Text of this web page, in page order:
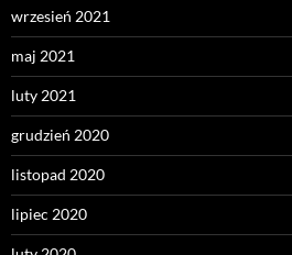
wrzesień 2021
maj 2021
luty 2021
grudzień 2020
listopad 2020
lipiec 2020